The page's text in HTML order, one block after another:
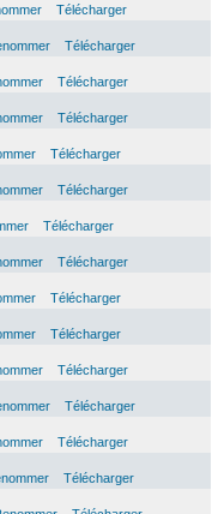
Télécharger
Télécharger
Télécharger
Télécharger
Télécharger
Télécharger
Télécharger
Télécharger
Télécharger
Télécharger
Télécharger
Télécharger
Télécharger
Télécharger